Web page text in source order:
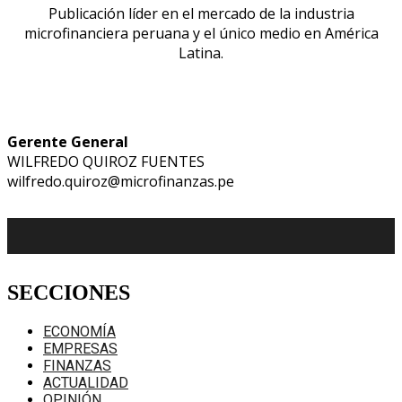
Publicación líder en el mercado de la industria
microfinanciera peruana y el único medio en América
Latina.
Gerente General
WILFREDO QUIROZ FUENTES
wilfredo.quiroz@microfinanzas.pe
SECCIONES
ECONOMÍA
EMPRESAS
FINANZAS
ACTUALIDAD